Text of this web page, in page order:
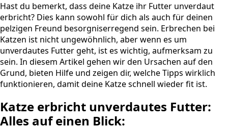
Hast du bemerkt, dass deine Katze ihr Futter unverdaut
erbricht? Dies kann sowohl für dich als auch für deinen
pelzigen Freund besorgniserregend sein. Erbrechen bei
Katzen ist nicht ungewöhnlich, aber wenn es um
unverdautes Futter geht, ist es wichtig, aufmerksam zu
sein. In diesem Artikel gehen wir den Ursachen auf den
Grund, bieten Hilfe und zeigen dir, welche Tipps wirklich
funktionieren, damit deine Katze schnell wieder fit ist.
Katze erbricht unverdautes Futter:
Alles auf einen Blick: